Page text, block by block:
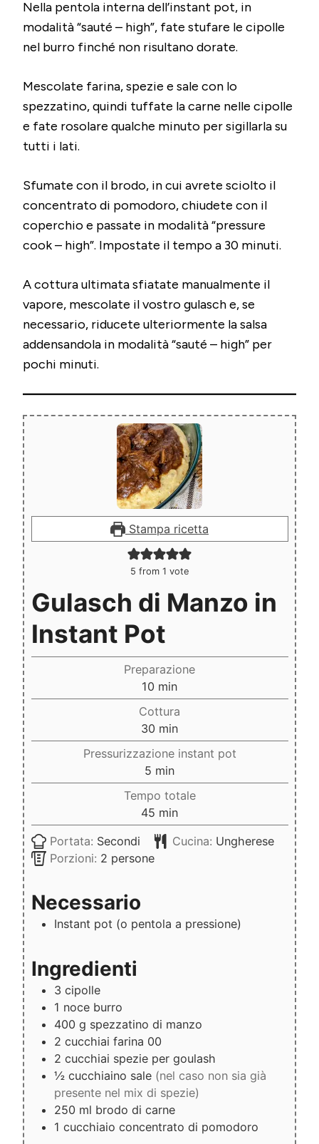
Nella pentola interna dell’instant pot, in
modalità “sauté – high”, fate stufare le cipolle
nel burro finché non risultano dorate.
Mescolate farina, spezie e sale con lo
spezzatino, quindi tuffate la carne nelle cipolle
e fate rosolare qualche minuto per sigillarla su
tutti i lati.
Sfumate con il brodo, in cui avrete sciolto il
concentrato di pomodoro, chiudete con il
coperchio e passate in modalità “pressure
cook – high”. Impostate il tempo a 30 minuti.
A cottura ultimata sfiatate manualmente il
vapore, mescolate il vostro gulasch e, se
necessario, riducete ulteriormente la salsa
addensandola in modalità “sauté – high” per
pochi minuti.
Stampa ricetta
5 from 1 vote
Gulasch di Manzo in
Instant Pot
Preparazione
10 minuti
min
Cottura
30 minuti
min
Pressurizzazione instant pot
5 minuti
min
Tempo totale
45 minuti
min
Portata: Secondi Cucina: Ungherese
Porzioni: 2 persone
Necessario
Instant pot (o pentola a pressione)
Ingredienti
3 cipolle
1 noce burro
400 g spezzatino di manzo
2 cucchiai farina 00
2 cucchiai spezie per goulash
½ cucchiaino sale (nel caso non sia già
presente nel mix di spezie)
250 ml brodo di carne
1 cucchiaio concentrato di pomodoro